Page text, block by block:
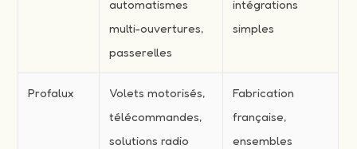
automatismes
multi-ouvertures,
passerelles
intégrations
simples
Profalux
Volets motorisés,
télécommandes,
solutions radio
Fabrication
française,
ensembles